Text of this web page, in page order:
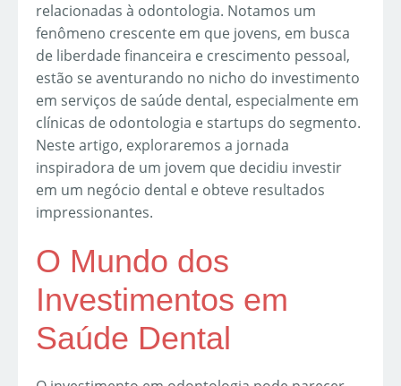
relacionadas à odontologia. Notamos um
fenômeno crescente em que jovens, em busca
de liberdade financeira e crescimento pessoal,
estão se aventurando no nicho do investimento
em serviços de saúde dental, especialmente em
clínicas de odontologia e startups do segmento.
Neste artigo, exploraremos a jornada
inspiradora de um jovem que decidiu investir
em um negócio dental e obteve resultados
impressionantes.
O Mundo dos
Investimentos em
Saúde Dental